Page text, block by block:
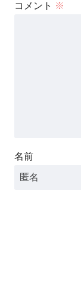
コメント ※
名前